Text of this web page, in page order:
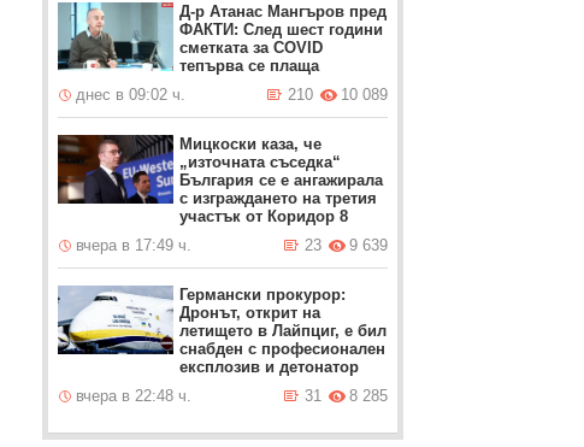
Д-р Атанас Мангъров пред
ФАКТИ: След шест години
сметката за COVID
тепърва се плаща
днес в 09:02 ч.
10 089
210
Мицкоски каза, че
„източната съседка“
България се е ангажирала
с изграждането на третия
участък от Коридор 8
вчера в 17:49 ч.
9 639
23
Германски прокурор:
Дронът, открит на
летището в Лайпциг, е бил
снабден с професионален
експлозив и детонатор
вчера в 22:48 ч.
8 285
31